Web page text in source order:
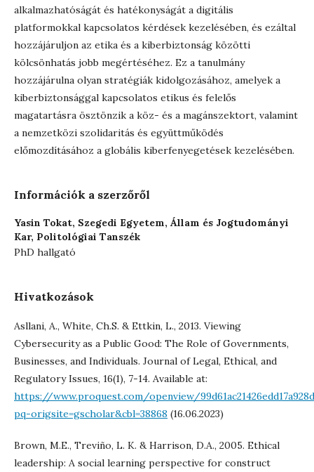
alkalmazhatóságát és hatékonyságát a digitális
platformokkal kapcsolatos kérdések kezelésében, és ezáltal
hozzájáruljon az etika és a kiberbiztonság közötti
kölcsönhatás jobb megértéséhez. Ez a tanulmány
hozzájárulna olyan stratégiák kidolgozásához, amelyek a
kiberbiztonsággal kapcsolatos etikus és felelős
magatartásra ösztönzik a köz- és a magánszektort, valamint
a nemzetközi szolidaritás és együttműködés
előmozdításához a globális kiberfenyegetések kezelésében.
Információk a szerzőről
Yasin Tokat, Szegedi Egyetem, Állam és Jogtudományi
Kar, Politológiai Tanszék
PhD hallgató
Hivatkozások
Asllani, A., White, Ch.S. & Ettkin, L., 2013. Viewing
Cybersecurity as a Public Good: The Role of Governments,
Businesses, and Individuals. Journal of Legal, Ethical, and
Regulatory Issues, 16(1), 7-14. Available at:
https://www.proquest.com/openview/
pq-origsite=gscholar&cbl=38868 (16.06.2023)
Brown, M.E., Treviño, L. K. & Harrison, D.A., 2005. Ethical
leadership: A social learning perspective for construct